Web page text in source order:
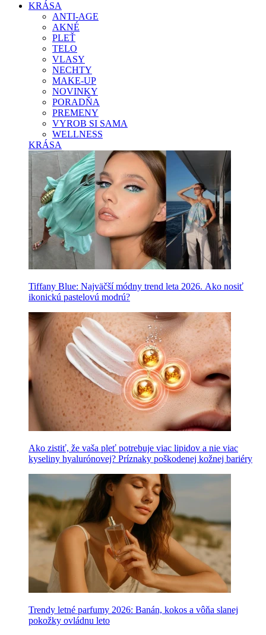
KRÁSA
ANTI-AGE
AKNÉ
PLEŤ
TELO
VLASY
NECHTY
MAKE-UP
NOVINKY
PORADŇA
PREMENY
VYROB SI SAMA
WELLNESS
KRÁSA
Tiffany Blue: Najväčší módny trend leta 2026. Ako nosiť
ikonickú pastelovú modrú?
Ako zistiť, že vaša pleť potrebuje viac lipidov a nie viac
kyseliny hyalurónovej? Príznaky poškodenej kožnej bariéry
Trendy letné parfumy 2026: Banán, kokos a vôňa slanej
pokožky ovládnu leto